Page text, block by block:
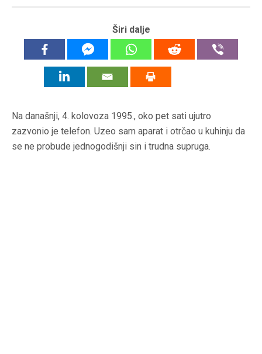
Širi dalje
Na današnji, 4. kolovoza 1995., oko pet sati ujutro
zazvonio je telefon. Uzeo sam aparat i otrčao u kuhinju da
se ne probude jednogodišnji sin i trudna supruga.